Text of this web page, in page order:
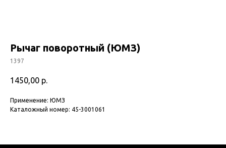
Рычаг поворотный (ЮМЗ)
1397
1450,00 р.
Применение: ЮМЗ
Каталожный номер: 45-3001061